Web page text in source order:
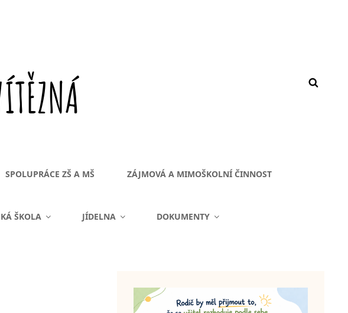
SPOLUPRÁCE ZŠ A MŠ ZÁJMOVÁ A MIMOŠKOLNÍ ČINNOST
ŠKOLA JÍDELNA DOKUMENTY